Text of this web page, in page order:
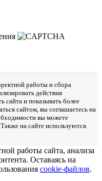
работы и сбора
действия
сайта и показывать более
сайтом, вы соглашаетесь на
вы можете
на сайте используются
работы сайта, анализа
Оставаясь на
cookie-файлов.